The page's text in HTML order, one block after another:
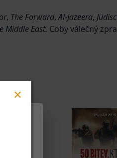
, The Forward,Al-Jazeera,
Middle East. Coby válečný